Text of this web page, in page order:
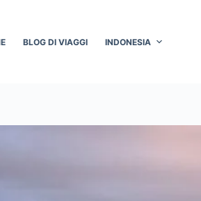
BLOG DI VIAGGI INDONESIA